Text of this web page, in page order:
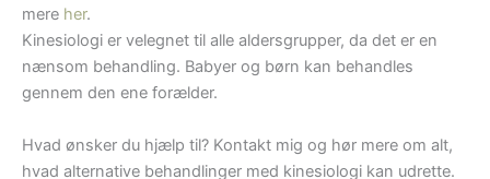
mere her.
Kinesiologi er velegnet til alle aldersgrupper, da det er en
nænsom behandling. Babyer og børn kan behandles
gennem den ene forælder.
Hvad ønsker du hjælp til? Kontakt mig og hør mere om alt,
hvad alternative behandlinger med kinesiologi kan udrette.